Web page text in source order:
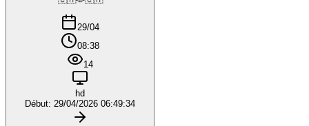
29/04
08:38
14
hd
Début: 29/04/2026 06:49:34